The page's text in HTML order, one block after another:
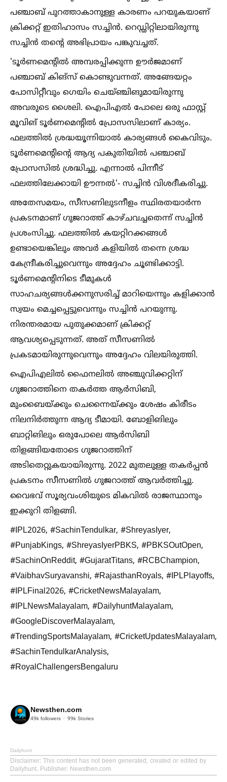
പഞ്ചാബ് പുറത്താകാനുള്ള കാരണം പറയുകയാണ്
ക്രിക്കറ്റ് ഇതിഹാസം സച്ചിന്‍. റെഡ്ഡിറ്റിലായിരുന്നു
സച്ചിന്‍ തന്‍റെ അഭിപ്രായം പങ്കുവച്ചത്.
'ടൂര്‍ണമെന്‍റില്‍ അമ്പരപ്പിക്കുന്ന ഊര്‍ജമാണ്
പഞ്ചാബ് കിങ്സ് കൊണ്ടുവന്നത്. അങ്ങേയറ്റം
പോസിറ്റീവും ഗെയിം ചെയ്ഞ്ചിങുമായിരുന്നു
അവരുടെ ശൈലി. ഐപിഎല്‍ പോലെ ഒരു ഫാസ്റ്റ്
മൂവിങ് ടൂര്‍ണമെന്‍റില്‍ പ്രോസസിലാണ് കാര്യം.
ഫലത്തില്‍ ശ്രദ്ധയൂന്നിയാല്‍ കാര്യങ്ങള്‍ കൈവിടും.
ടൂര്‍ണമെന്‍റിന്‍റെ ആദ്യ പകുതിയില്‍ പഞ്ചാബ്
പ്രോസസില്‍ ശ്രദ്ധിച്ചു. എന്നാല്‍ പിന്നീട്
ഫലത്തിലേക്കായി ഊന്നല്‍'- സച്ചിന്‍ വിശദീകരിച്ചു.
അതേസമയം, സീസണിലുടനീളം സ്ഥിരതയാര്‍ന്ന
പ്രകടനമാണ് ഗുജറാത്ത് കാഴ്ചവച്ചതെന്ന് സച്ചിന്‍
പ്രശംസിച്ചു. ഫലത്തില്‍ കയറ്റിറക്കങ്ങള്‍
ഉണ്ടായെങ്കിലും അവര്‍ കളിയില്‍ തന്നെ ശ്രദ്ധ
കേന്ദ്രീകരിച്ചുവെന്നും അദ്ദേഹം ചൂണ്ടിക്കാട്ടി.
ടൂര്‍ണമെന്‍റിനിടെ ടീമുകള്‍
സാഹചര്യങ്ങള്‍ക്കനുസരിച്ച്‌ മാറിയെന്നും കളിക്കാന്‍
സ്വയം മെച്ചപ്പെട്ടുവെന്നും സച്ചിന്‍ പറയുന്നു.
നിരന്തരമായ പുതുക്കമാണ് ക്രിക്കറ്റ്
ആവശ്യപ്പെടുന്നത്. അത് സീസണില്‍
പ്രകടമായിരുന്നുവെന്നും അദ്ദേഹം വിലയിരുത്തി.
ഐപിഎലില്‍ ഫൈനലില്‍ അഞ്ചുവിക്കറ്റിന്
ഗുജറാത്തിനെ തകര്‍ത്ത ആര്‍സിബി,
മുംബൈയ്ക്കും ചെന്നൈയ്ക്കും ശേഷം കിരീടം
നിലനിര്‍ത്തുന്ന ആദ്യ ടീമായി. ബോളിങിലും
ബാറ്റിങിലും ഒരുപോലെ ആര്‍സിബി
തിളങ്ങിയതോടെ ഗുജറാത്തിന്
അടിതെറ്റുകയായിരുന്നു. 2022 മുതലുള്ള തകര്‍പ്പന്‍
പ്രകടനം സീസണില്‍ ഗുജറാത്ത് ആവര്‍ത്തിച്ചു.
വൈഭവ് സൂര്യവംശിയുടെ മികവില്‍ രാജസ്ഥാനും
ഇക്കുറി തിളങ്ങി.
#IPL2026, #SachinTendulkar, #ShreyasIyer,
#PunjabKings, #ShreyasIyerPBKS, #PBKSOutOpen,
#SachinOnReddit, #GujaratTitans, #RCBChampion,
#VaibhavSuryavanshi, #RajasthanRoyals, #IPLPlayoffs,
#IPLFinal2026, #CricketNewsMalayalam,
#IPLNewsMalayalam, #DailyhuntMalayalam,
#GoogleDiscoverMalayalam,
#TrendingSportsMalayalam, #CricketUpdatesMalayalam,
#SachinTendulkarAnalysis,
#RoyalChallengersBengaluru
Newsthen.com
49k followers 99k Stories
Dailyhunt
Disclaimer: This content has not been generated, created or edited by
Dailyhunt. Publisher: Newsthen.com